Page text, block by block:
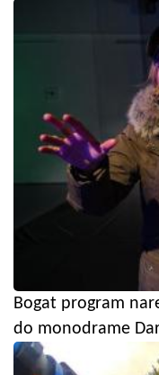
Bogat program
do monodrame